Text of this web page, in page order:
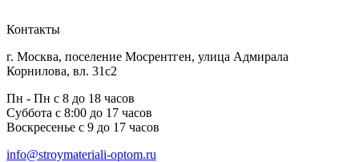
Контакты
г. Москва, поселение Мосрентген, улица Адмирала
Корнилова, вл. 31с2
Пн - Пн с 8 до 18 часов
Суббота с 8:00 до 17 часов
Воскресенье с 9 до 17 часов
info@stroymateriali-optom.ru